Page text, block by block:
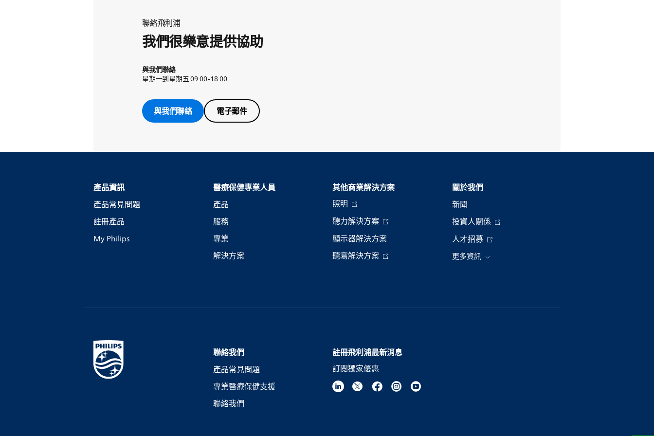
聯絡飛利浦
我們很樂意提供協助
與我們聯絡
星期一到星期五 09:00-18:00
與我們聯絡 電子郵件
產品資訊
產品常見問題
註冊產品
My Philips
醫療保健專業人員
產品
服務
專業
解決方案
其他商業解決方案
照明
聽力解決方案
顯示器解決方案
聽寫解決方案
關於我們
新聞
投資人關係
人才招募
更多資訊
聯絡我們
產品常見問題
專業醫療保健支援
聯絡我們
註冊飛利浦最新消息
訂閱獨家優惠